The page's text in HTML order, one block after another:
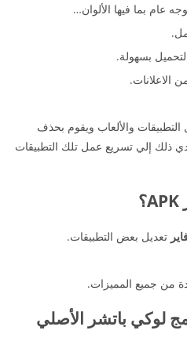
عام بما فيها الألوان…
بسهولة.
الاعلانات.
التطبيقات والألعاب ويقوم بحذف
ذلك إلي تسريع عمل تلك التطبيقات
تعديل بعض التطبيقات.
من جميع المميزات.
لوكي باتشر الأصلي